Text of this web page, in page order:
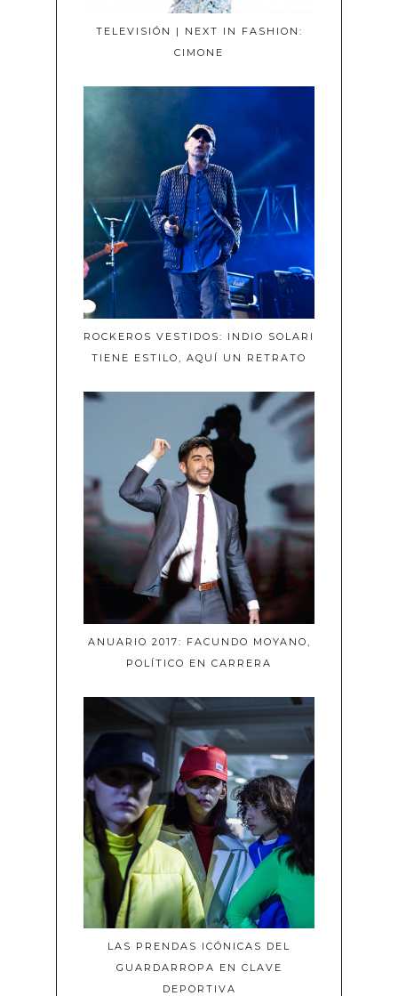
TELEVISIÓN | NEXT IN FASHION:
CIMONE
ROCKEROS VESTIDOS: INDIO SOLARI
TIENE ESTILO, AQUÍ UN RETRATO
ANUARIO 2017: FACUNDO MOYANO,
POLÍTICO EN CARRERA
LAS PRENDAS ICÓNICAS DEL
GUARDARROPA EN CLAVE
DEPORTIVA